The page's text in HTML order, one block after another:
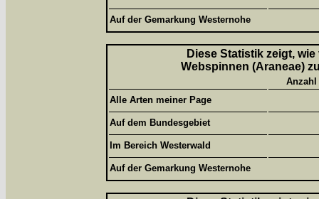
Auf der Gemarkung Westernohe
Diese Statistik zeigt,
Webspinnen (Araneae)
Alle Arten meiner Page
Auf dem Bundesgebiet
Im Bereich Westerwald
Auf der Gemarkung Westernohe